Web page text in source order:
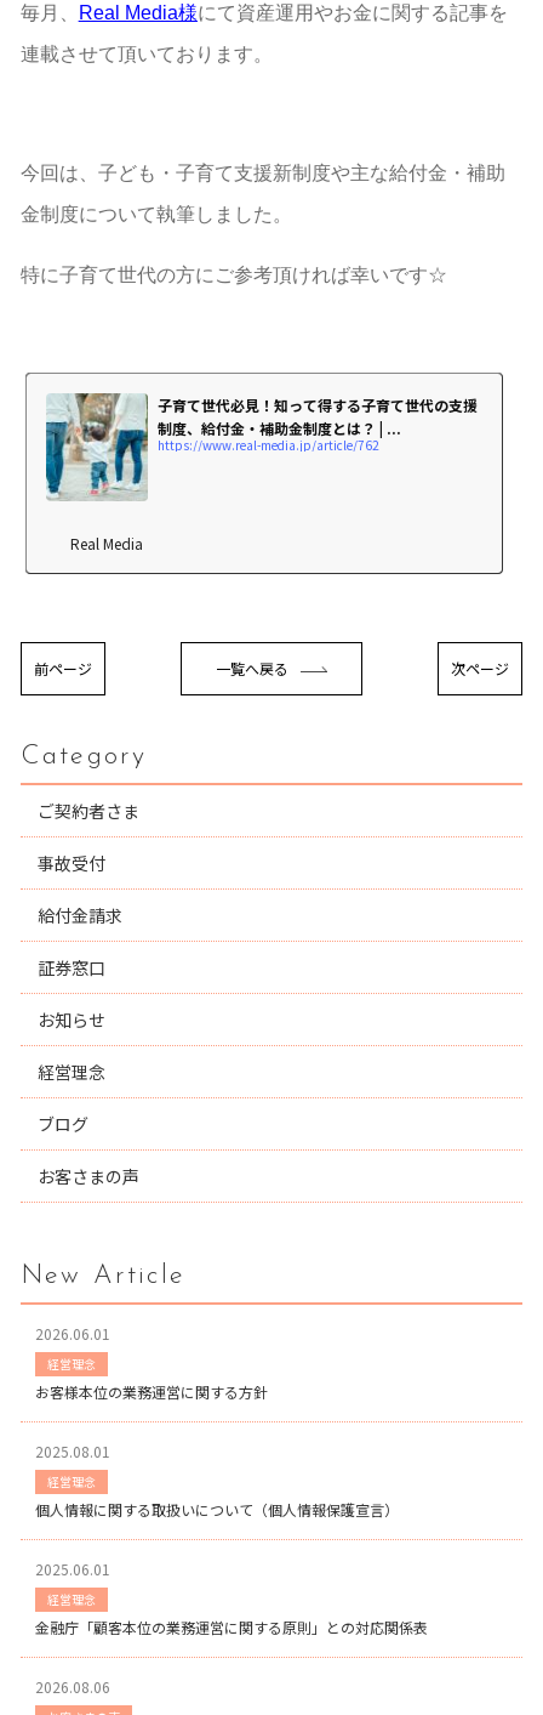
毎月、 Real Media様にて資産運用やお金に関する記事を
連載させて頂いております。
今回は、子ども・子育て支援新制度や主な給付金・補助
金制度について執筆しました。
特に子育て世代の方にご参考頂ければ幸いです☆
子育て世代必見！知って得する子育て世代の支援
制度、給付金・補助金制度とは？ | ...
https://www.real-media.jp/article/762
Real Media
前ページ 一覧へ戻る 次ページ
Category
ご契約者さま
事故受付
給付金請求
証券窓口
お知らせ
経営理念
ブログ
お客さまの声
New Article
2026.06.01
経営理念
お客様本位の業務運営に関する方針
2025.08.01
経営理念
個人情報に関する取扱いについて（個人情報保護宣言）
2025.06.01
経営理念
金融庁「顧客本位の業務運営に関する原則」との対応関係表
2026.08.06